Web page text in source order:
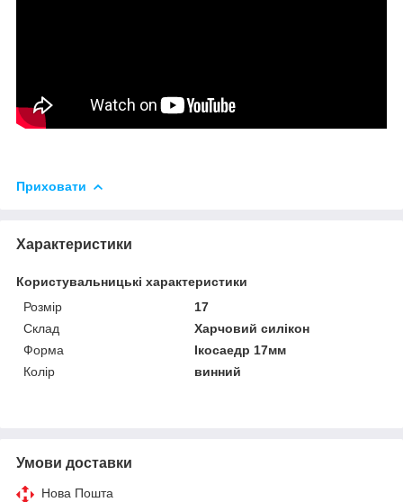
Приховати
Характеристики
Користувальницькі характеристики
Розмір
17
Склад
Харчовий силікон
Форма
Ікосаедр 17мм
Колір
винний
Умови доставки
Нова Пошта